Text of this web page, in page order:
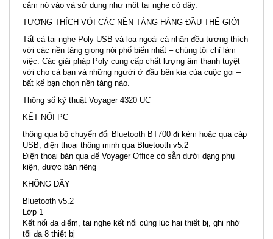
cắm nó vào và sử dụng như một tai nghe có dây.
TƯƠNG THÍCH VỚI CÁC NỀN TẢNG HÀNG ĐẦU THẾ GIỚI
Tất cả tai nghe Poly USB và loa ngoài cá nhân đều tương thích
với các nền tảng giọng nói phổ biến nhất – chúng tôi chỉ làm
việc. Các giải pháp Poly cung cấp chất lượng âm thanh tuyệt
vời cho cả bạn và những người ở đầu bên kia của cuộc gọi –
bất kể bạn chọn nền tảng nào.
Thông số kỹ thuật Voyager 4320 UC
KẾT NỐI PC
thông qua bộ chuyển đổi Bluetooth BT700 đi kèm hoặc qua cáp
USB; điện thoại thông minh qua Bluetooth v5.2
Điện thoại bàn qua đế Voyager Office có sẵn dưới dạng phụ
kiện, được bán riêng
KHÔNG DÂY
Bluetooth v5.2
Lớp 1
Kết nối đa điểm, tai nghe kết nối cùng lúc hai thiết bị, ghi nhớ
tối đa 8 thiết bị